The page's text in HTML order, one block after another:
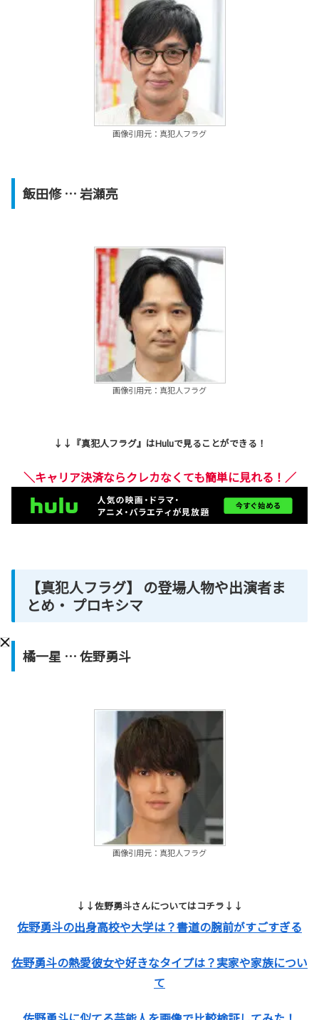
画像引用元：真犯人フラグ
飯田修 … 岩瀬亮
画像引用元：真犯人フラグ
↓↓『真犯人フラグ』はHuluで見ることができる！
＼キャリア決済ならクレカなくても簡単に見れる！／
【真犯人フラグ】 の登場人物や出演者ま
とめ・ プロキシマ
橘一星… 佐野勇斗
画像引用元：真犯人フラグ
↓↓佐野勇斗さんについてはコチラ↓↓
佐野勇斗の出身高校や大学は？書道の腕前がすごすぎる
佐野勇斗の熱愛彼女や好きなタイプは？実家や家族につい
て